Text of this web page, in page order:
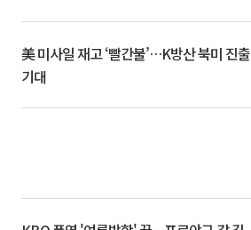
美 미사일 재고 ‘빨간불’…K방산 북미 진출
기대